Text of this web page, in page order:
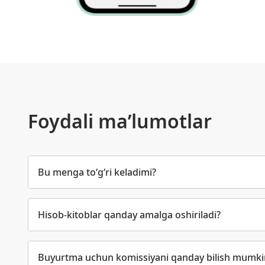
Foydali ma’lumotlar
Bu menga to‘g‘ri keladimi?
Hisob-kitoblar qanday amalga oshiriladi?
Buyurtma uchun komissiyani qanday bilish